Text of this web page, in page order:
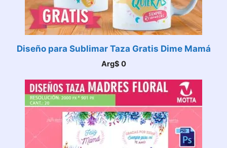
Diseño para Sublimar Taza Gratis Dime Mamá
Arg$ 0